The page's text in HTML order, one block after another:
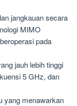
jangkauan secara
MIMO
pada
jauh lebih tinggi
5 GHz, dan
yang menawarkan